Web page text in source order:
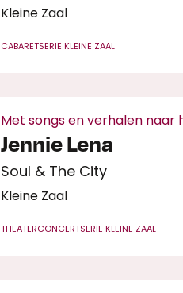
Kleine Zaal
CABARETSERIE KLEINE ZAAL
Jennie Lena
Soul & The City
Met songs en verhalen naar
Kleine Zaal
THEATERCONCERTSERIE KLEINE ZAAL